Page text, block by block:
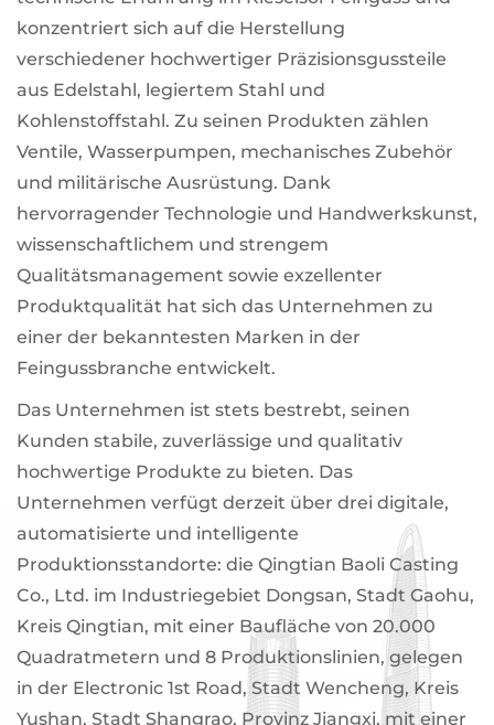
konzentriert sich auf die Herstellung
verschiedener hochwertiger Präzisionsgussteile
aus Edelstahl, legiertem Stahl und
Kohlenstoffstahl. Zu seinen Produkten zählen
Ventile, Wasserpumpen, mechanisches Zubehör
und militärische Ausrüstung. Dank
hervorragender Technologie und Handwerkskunst,
wissenschaftlichem und strengem
Qualitätsmanagement sowie exzellenter
Produktqualität hat sich das Unternehmen zu
einer der bekanntesten Marken in der
Feingussbranche entwickelt.
Das Unternehmen ist stets bestrebt, seinen
Kunden stabile, zuverlässige und qualitativ
hochwertige Produkte zu bieten. Das
Unternehmen verfügt derzeit über drei digitale,
automatisierte und intelligente
Produktionsstandorte: die Qingtian Baoli Casting
Co., Ltd. im Industriegebiet Dongsan, Stadt Gaohu,
Kreis Qingtian, mit einer Baufläche von 20.000
Quadratmetern und 8 Produktionslinien, gelegen
in der Electronic 1st Road, Stadt Wencheng, Kreis
Yushan, Stadt Shangrao, Provinz Jiangxi, mit einer